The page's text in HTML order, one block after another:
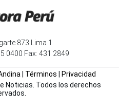
873 Lima 1
0400 Fax: 431 2849
| Términos
Privacidad
Noticias. Todos los derechos